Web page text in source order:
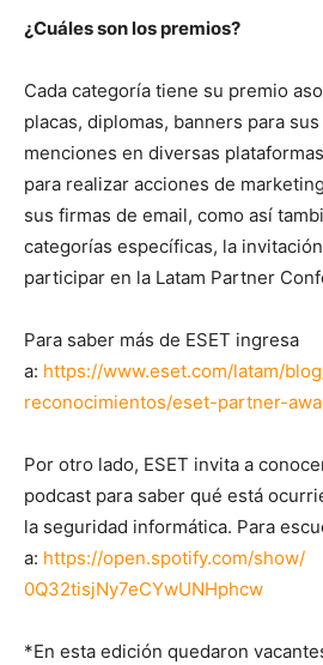
¿Cuáles son los premios?
Cada categoría tiene su premio
placas, diplomas, banners para
menciones en diversas
para realizar acciones de
sus firmas de email, como así
categorías específicas, la
participar en la Latam Partner
Para saber más de ESET ingresa
a: https://www.eset.com/latam/
reconocimientos/eset-partner-
Por otro lado, ESET invita a
podcast para saber qué está
la seguridad informática. Para
a: https://open.spotify.com/show/
0Q32tisjNy7eCYwUNHphcw
*En esta edición quedaron